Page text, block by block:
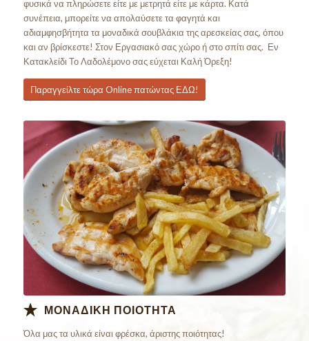
φυσικά να πληρώσετε είτε με μετρητά είτε με κάρτα. Κατά
συνέπεια, μπορείτε να απολαύσετε τα φαγητά και
αδιαμφησβήτητα τα μοναδικά σουβλάκια της αρεσκείας σας, όπου
και αν βρίσκεστε! Στον Εργασιακό σας χώρο ή στο σπίτι σας. Εν
Κατακλείδι Το Λαδολέμονο σας εύχεται Καλή Όρεξη!
Παραγγείλτε τώρα Online πατώντας ΕΔΩ!
ΜΟΝΑΔΙΚΗ ΠΟΙΟΤΗΤΑ
Όλα μας τα υλικά είναι φρέσκα, άριστης ποιότητας!